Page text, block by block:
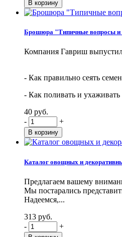
Брошюра "Типичные вопросы и
Компания Гавриш
- Как правильно сеять
- Как поливать и ухаживать
40 руб.
-
+
Каталог овощных и
Предлагаем вашему
Мы постарались
Надеемся,...
313 руб.
-
+